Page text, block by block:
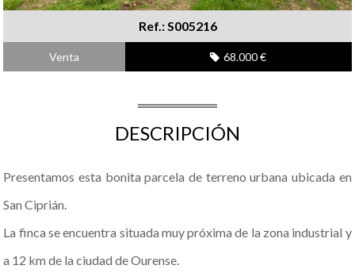
Ref.: S005216
Venta 68.000 €
DESCRIPCIÓN
Presentamos esta bonita parcela de terreno urbana ubicada en
San Ciprián.
La finca se encuentra situada muy próxima de la zona industrial y
a 12 km de la ciudad de Ourense.